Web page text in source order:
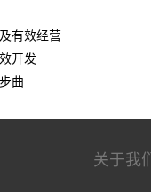
有效经营
开发
曲
关于我们